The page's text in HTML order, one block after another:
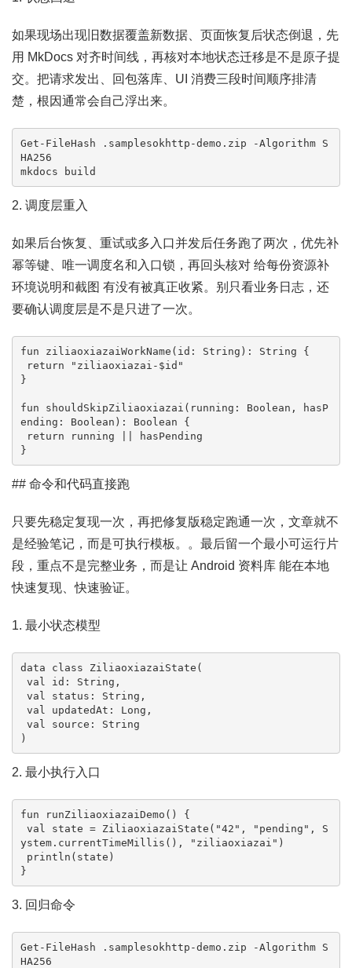
如果现场出现旧数据覆盖新数据、页面恢复后状态倒退，先
用 MkDocs 对齐时间线，再核对本地状态迁移是不是原子提
交。把请求发出、回包落库、UI 消费三段时间顺序排清
楚，根因通常会自己浮出来。
Get-FileHash .samplesokhttp-demo.zip -Algorithm S
HA256
mkdocs build
2. 调度层重入
如果后台恢复、重试或多入口并发后任务跑了两次，优先补
幂等键、唯一调度名和入口锁，再回头核对 给每份资源补
环境说明和截图 有没有被真正收紧。别只看业务日志，还
要确认调度层是不是只进了一次。
fun ziliaoxiazaiWorkName(id: String): String {
}
fun shouldSkipZiliaoxiazai(running: Boolean, hasP
ending: Boolean): Boolean {
}
## 命令和代码直接跑
只要先稳定复现一次，再把修复版稳定跑通一次，文章就不
是经验笔记，而是可执行模板。。最后留一个最小可运行片
段，重点不是完整业务，而是让 Android 资料库 能在本地
快速复现、快速验证。
1. 最小状态模型
data class ZiliaoxiazaiState(
)
2. 最小执行入口
fun runZiliaoxiazaiDemo() {
ystem.currentTimeMillis(), "ziliaoxiazai")
}
3. 回归命令
Get-FileHash .samplesokhttp-demo.zip -Algorithm S
HA256